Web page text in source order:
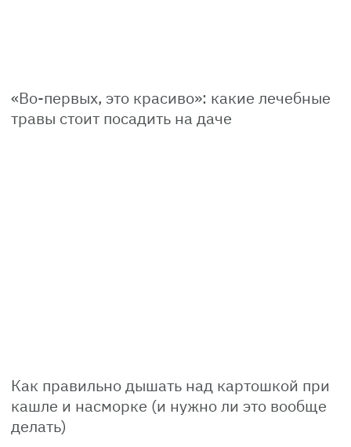
«Во-первых, это красиво»: какие лечебные
травы стоит посадить на даче
Как правильно дышать над картошкой при
кашле и насморке (и нужно ли это вообще
делать)